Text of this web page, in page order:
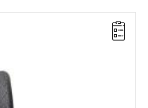
V28 HX, V18 HX, PLH